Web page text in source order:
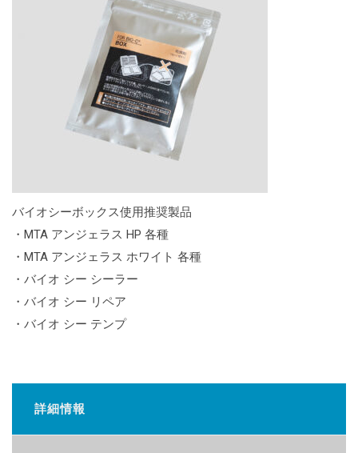
バイオシーボックス使用推奨製品
・MTA アンジェラス HP 各種
・MTA アンジェラス ホワイト 各種
・バイオ シー シーラー
・バイオ シー リペア
・バイオ シー テンプ
詳細情報